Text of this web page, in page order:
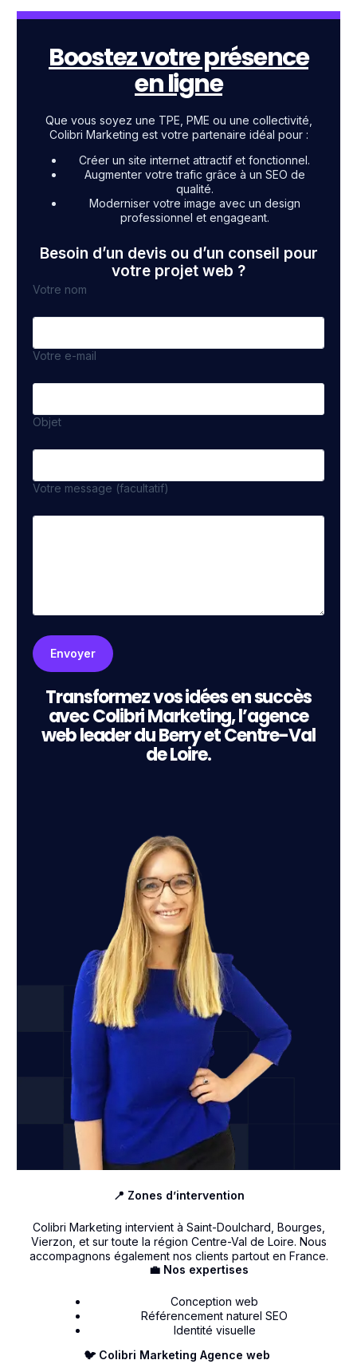
Boostez votre présence
en ligne
Que vous soyez une TPE, PME ou une collectivité,
Colibri Marketing est votre partenaire idéal pour :
Créer un site internet attractif et fonctionnel.
Augmenter votre trafic grâce à un SEO de
qualité.
Moderniser votre image avec un design
professionnel et engageant.
Besoin d’un devis ou d’un conseil pour
votre projet web ?
Votre nom
Votre e-mail
Objet
Votre message (facultatif)
Transformez vos idées en succès
avec Colibri Marketing, l’agence
web leader du Berry et Centre-Val
de Loire.
🐦 Colibri Marketing Agence web
💼 Nos expertises
Conception web
Référencement naturel SEO
Identité visuelle
📍 Zones d’intervention
Colibri Marketing intervient à Saint-Doulchard, Bourges,
Vierzon, et sur toute la région Centre-Val de Loire. Nous
accompagnons également nos clients partout en France.